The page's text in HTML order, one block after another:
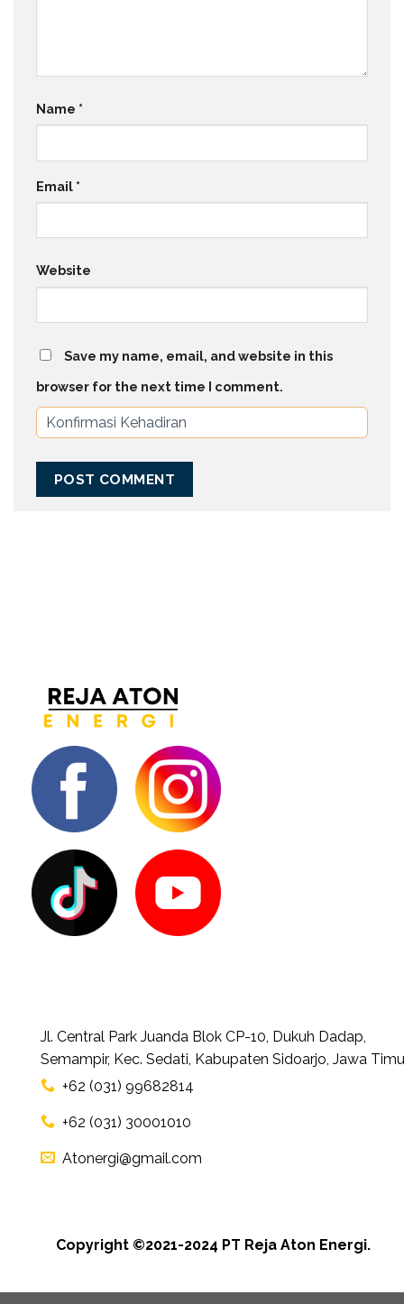
Name *
Email *
Website
Save my name, email, and website in this
browser for the next time I comment.
Jl. Central Park Juanda Blok CP-10, Dukuh Dadap,
Semampir, Kec. Sedati, Kabupaten Sidoarjo, Jawa
+62 (031) 99682814
+62 (031) 30001010
Atonergi@gmail.com
Copyright ©2021-2024 PT Reja Aton Energi.